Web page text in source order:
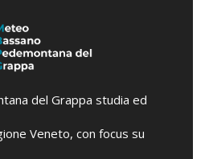
del Grappa studia ed
Veneto, con focus su